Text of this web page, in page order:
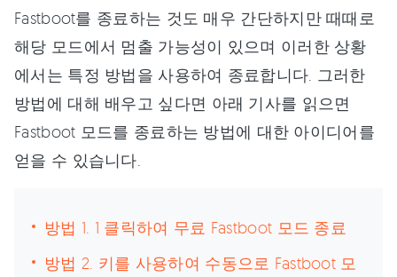
Fastboot를 종료하는 것도 매우 간단하지만 때때로
해당 모드에서 멈출 가능성이 있으며 이러한 상황
에서는 특정 방법을 사용하여 종료합니다. 그러한
방법에 대해 배우고 싶다면 아래 기사를 읽으면
Fastboot 모드를 종료하는 방법에 대한 아이디어를
얻을 수 있습니다.
방법 1. 1 클릭하여 무료 Fastboot 모드 종료
방법 2. 키를 사용하여 수동으로 Fastboot 모